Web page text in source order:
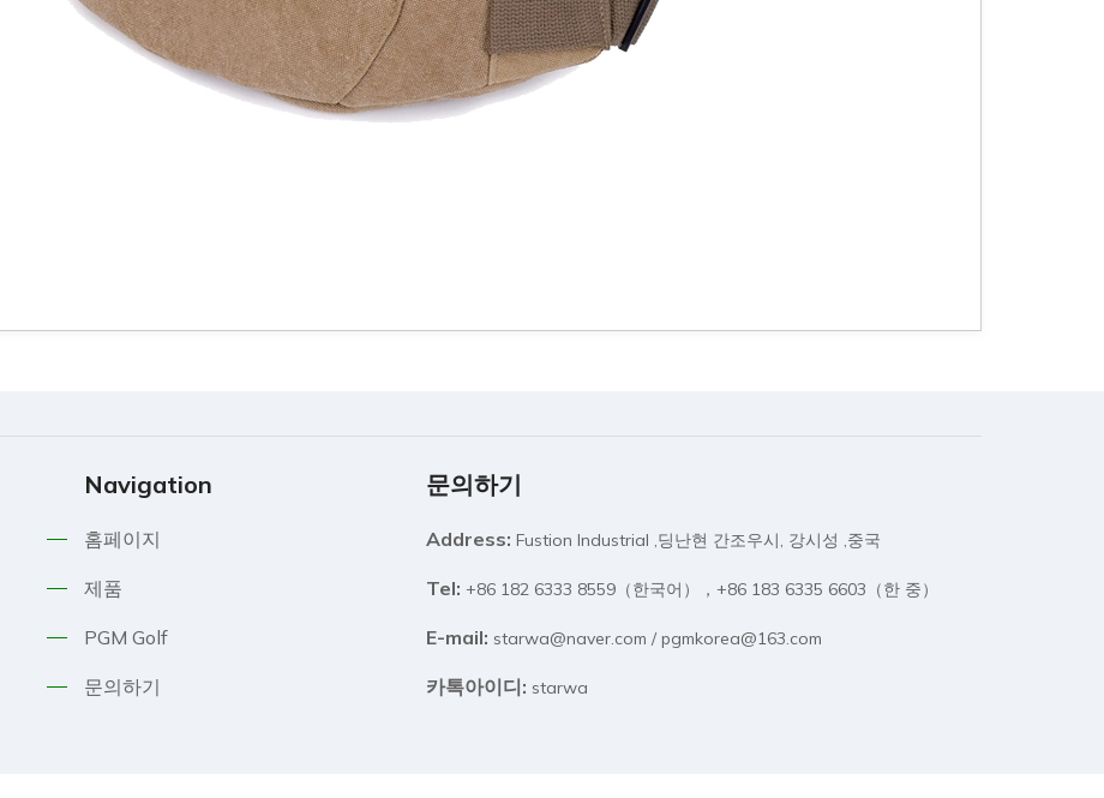
Navigation
홈페이지
제품
PGM Golf
문의하기
문의하기
Address: Fustion Industrial ,딩난현 간조우시, 강시성 ,중국
Tel: +86 182 6333 8559（한국어），+86 183 6335 6603（한 중）
E-mail: starwa@naver.com / pgmkorea@163.com
카톡아이디: starwa